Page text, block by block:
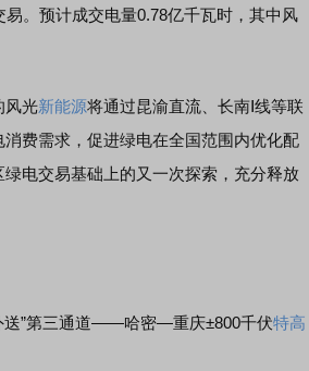
。预计成交电量0.78亿千瓦时，其中风
风光新能源将通过昆渝直流、长南Ⅰ线等联
费需求，促进绿电在全国范围内优化配
电交易基础上的又一次探索，充分释放
”第三通道——哈密—重庆±800千伏特高